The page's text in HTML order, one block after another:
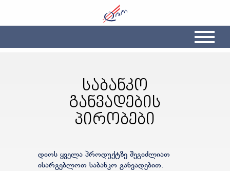
საბანკო
განვადების
პირობები
დიოს ყველა პროდუქტზე შეგიძლიათ
ისარგებლოთ საბანკო განვადებით.